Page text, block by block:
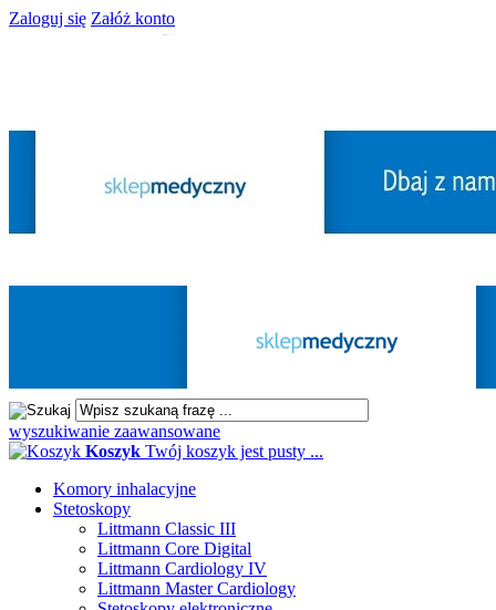
Zaloguj się Załóż konto
wyszukiwanie zaawansowane
Koszyk Twój koszyk jest pusty ...
Komory inhalacyjne
Stetoskopy
Littmann Classic III
Littmann Core Digital
Littmann Cardiology IV
Littmann Master Cardiology